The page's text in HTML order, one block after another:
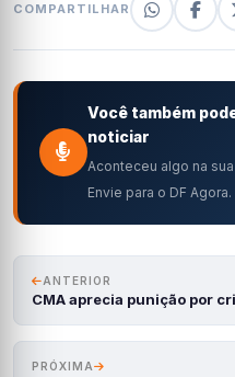
COMPARTILHAR
Você também
noticiar
Aconteceu algo na
Envie para o DF Agora.
ANTERIOR
CMA aprecia punição por
PRÓXIMA